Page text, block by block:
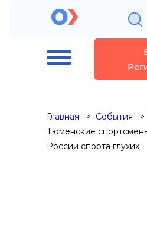
Главная События
Тюменские
России спорта глухих